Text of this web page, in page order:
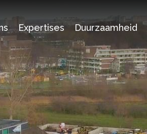
Expertises Duurzaamheid